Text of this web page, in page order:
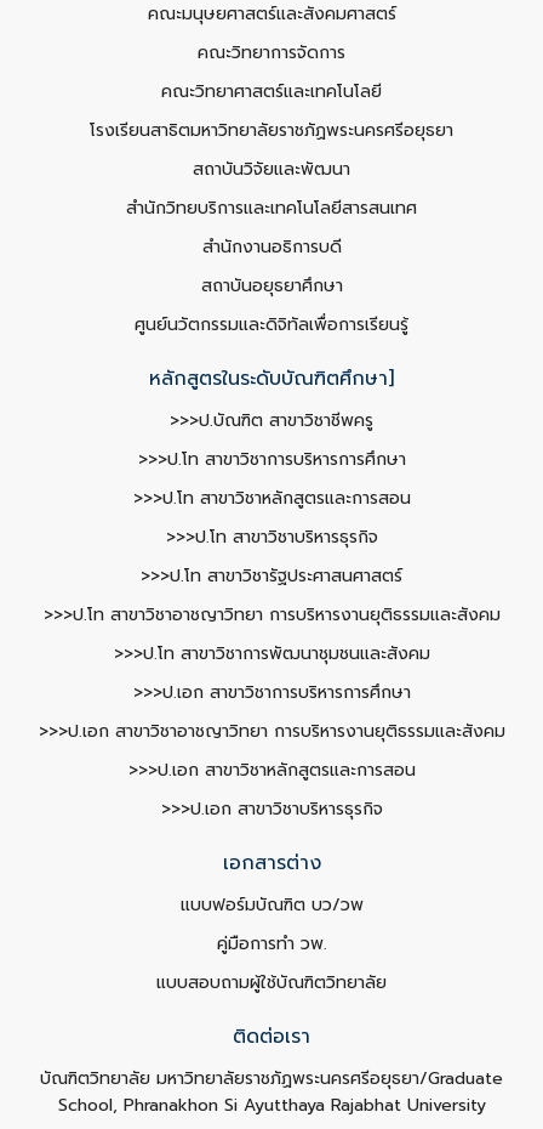
คณะมนุษยศาสตร์และสังคมศาสตร์
คณะวิทยาการจัดการ
คณะวิทยาศาสตร์และเทคโนโลยี
โรงเรียนสาธิตมหาวิทยาลัยราชภัฏพระนครศรีอยุธยา
สถาบันวิจัยและพัฒนา
สำนักวิทยบริการและเทคโนโลยีสารสนเทศ
สำนักงานอธิการบดี
สถาบันอยุธยาศึกษา
ศูนย์นวัตกรรมและดิจิทัลเพื่อการเรียนรู้
หลักสูตรในระดับบัณฑิตศึกษา]
>>>ป.บัณฑิต สาขาวิชาชีพครู
>>>ป.โท สาขาวิชาการบริหารการศึกษา
>>>ป.โท สาขาวิชาหลักสูตรและการสอน
>>>ป.โท สาขาวิชาบริหารธุรกิจ
>>>ป.โท สาขาวิชารัฐประศาสนศาสตร์
>>>ป.โท สาขาวิชาอาชญาวิทยา การบริหารงานยุติธรรมและสังคม
>>>ป.โท สาขาวิชาการพัฒนาชุมชนและสังคม
>>>ป.เอก สาขาวิชาการบริหารการศึกษา
>>>ป.เอก สาขาวิชาอาชญาวิทยา การบริหารงานยุติธรรมและสังคม
>>>ป.เอก สาขาวิชาหลักสูตรและการสอน
>>>ป.เอก สาขาวิชาบริหารธุรกิจ
เอกสารต่าง
แบบฟอร์มบัณฑิต บว/วพ
คู่มือการทำ วพ.
แบบสอบถามผู้ใช้บัณฑิตวิทยาลัย
ติดต่อเรา
บัณฑิตวิทยาลัย มหาวิทยาลัยราชภัฏพระนครศรีอยุธยา/Graduate
School, Phranakhon Si Ayutthaya Rajabhat University